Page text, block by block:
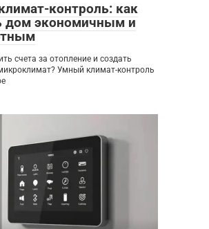
контроль: как
дом экономичным и
счета за отопление и создать
Умный климат-контроль